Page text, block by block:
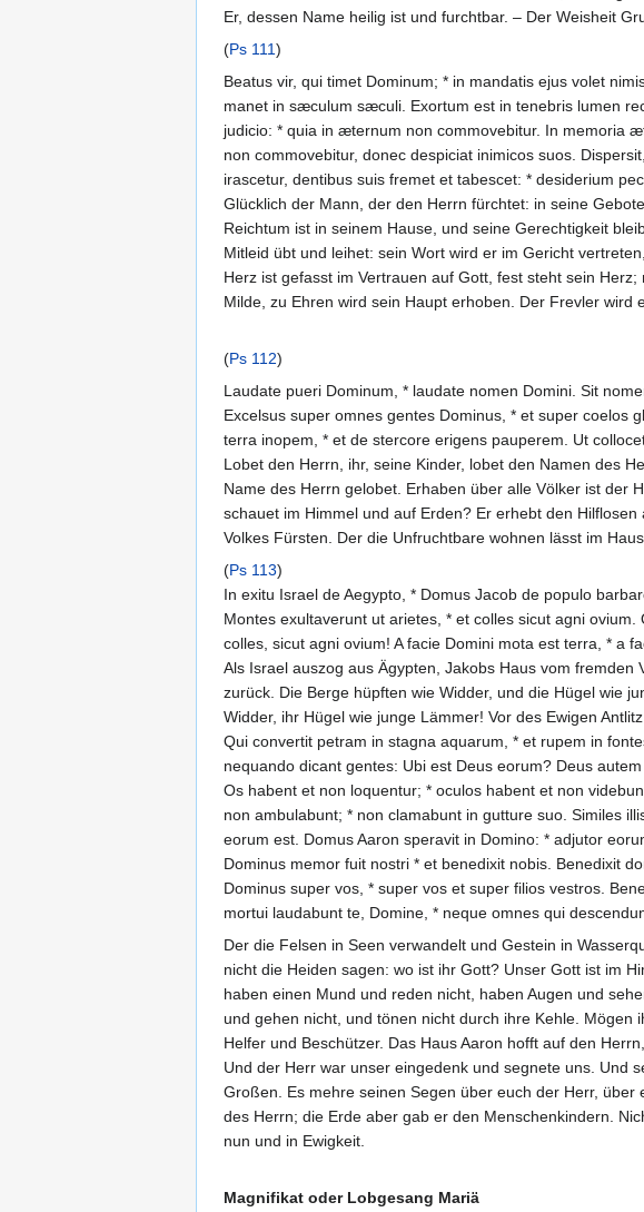
Er, dessen Name heilig ist und furchtbar. – Der Weisheit
(Ps 111)
Beatus vir, qui timet Dominum; * in mandatis ejus volet
manet in sæculum sæculi. Exortum est in tenebris lumen
judicio: * quia in æternum non commovebitur. In memoria
non commovebitur, donec despiciat inimicos suos.
irascetur, dentibus suis fremet et tabescet: * desiderium
Glücklich der Mann, der den Herrn fürchtet: in seine
Reichtum ist in seinem Hause, und seine Gerechtigkeit
Mitleid übt und leihet: sein Wort wird er im Gericht
Herz ist gefasst im Vertrauen auf Gott, fest steht sein
Milde, zu Ehren wird sein Haupt erhoben. Der Frevler
(Ps 112)
Laudate pueri Dominum, * laudate nomen Domini. Sit
Excelsus super omnes gentes Dominus, * et super coelos
terra inopem, * et de stercore erigens pauperem. Ut
Lobet den Herrn, ihr, seine Kinder, lobet den Namen des
Name des Herrn gelobet. Erhaben über alle Völker ist der
schauet im Himmel und auf Erden? Er erhebt den
Volkes Fürsten. Der die Unfruchtbare wohnen lässt im
(Ps 113)
In exitu Israel de Aegypto, * Domus Jacob de populo
Montes exultaverunt ut arietes, * et colles sicut agni
colles, sicut agni ovium! A facie Domini mota est terra, * a
Als Israel auszog aus Ägypten, Jakobs Haus vom
zurück. Die Berge hüpften wie Widder, und die Hügel wie
Widder, ihr Hügel wie junge Lämmer! Vor des Ewigen
Qui convertit petram in stagna aquarum, * et rupem in
nequando dicant gentes: Ubi est Deus eorum? Deus
Os habent et non loquentur; * oculos habent et non
non ambulabunt; * non clamabunt in gutture suo. Similes
eorum est. Domus Aaron speravit in Domino: * adjutor
Dominus memor fuit nostri * et benedixit nobis. Benedixit
Dominus super vos, * super vos et super filios vestros.
mortui laudabunt te, Domine, * neque omnes qui
Der die Felsen in Seen verwandelt und Gestein in
nicht die Heiden sagen: wo ist ihr Gott? Unser Gott ist im
haben einen Mund und reden nicht, haben Augen und
und gehen nicht, und tönen nicht durch ihre Kehle.
Helfer und Beschützer. Das Haus Aaron hofft auf den
Und der Herr war unser eingedenk und segnete uns. Und
Großen. Es mehre seinen Segen über euch der Herr,
des Herrn; die Erde aber gab er den Menschenkindern.
nun und in Ewigkeit.
Magnifikat oder Lobgesang Mariä